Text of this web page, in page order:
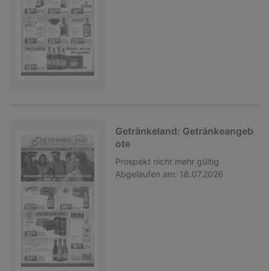
Getränkeland: Getränkeangeb
ote
Prospekt nicht mehr gültig
Abgelaufen am: 18.07.2026